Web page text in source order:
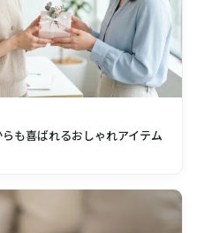
も喜ばれるおしゃれアイテム